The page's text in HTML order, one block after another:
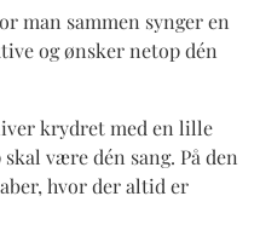
man sammen synger en
og ønsker netop dén
krydret med en lille
være dén sang. På den
hvor der altid er